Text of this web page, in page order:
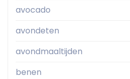
avocado
avondeten
avondmaaltijden
benen